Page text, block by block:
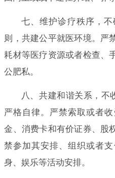
七、维护诊疗秩序，
则，共建公平就医环境。严
耗材等医疗资源或者检查、
公肥私。
八、共建和谐关系，不
严格自律。严禁索取或者
金、消费卡和有价证券、股
禁参加其安排、组织或者
身、娱乐等活动安排。